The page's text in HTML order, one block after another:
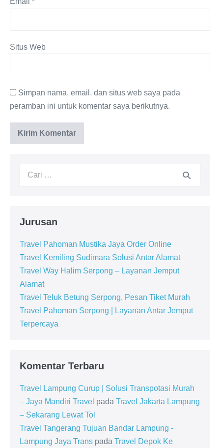
Situs Web
Simpan nama, email, dan situs web saya pada
peramban ini untuk komentar saya berikutnya.
Jurusan
Travel Pahoman Mustika Jaya Order Online
Travel Kemiling Sudimara Solusi Antar Alamat
Travel Way Halim Serpong – Layanan Jemput
Alamat
Travel Teluk Betung Serpong, Pesan Tiket Murah
Travel Pahoman Serpong | Layanan Antar Jemput
Terpercaya
Komentar Terbaru
Travel Lampung Curup | Solusi Transpotasi Murah
– Jaya Mandiri Travel pada Travel Jakarta Lampung
– Sekarang Lewat Tol
Travel Tangerang Tujuan Bandar Lampung -
Lampung Jaya Trans pada Travel Depok Ke